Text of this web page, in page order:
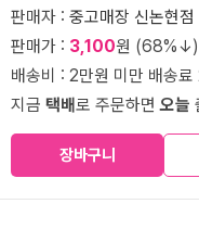
판매자 : 중고매장 신논현점
판매가 : 3,100원 (68%↓)
배송비 : 2만원 미만 배송
지금 택배로 주문하면오늘
장바구니